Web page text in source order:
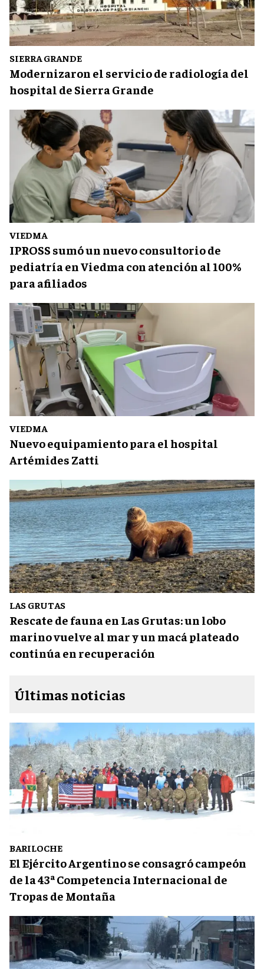
SIERRA GRANDE
Modernizaron el servicio de radiología del
hospital de Sierra Grande
VIEDMA
IPROSS sumó un nuevo consultorio de
pediatría en Viedma con atención al 100%
para afiliados
VIEDMA
Nuevo equipamiento para el hospital
Artémides Zatti
LAS GRUTAS
Rescate de fauna en Las Grutas: un lobo
marino vuelve al mar y un macá plateado
continúa en recuperación
Últimas noticias
BARILOCHE
El Ejército Argentino se consagró campeón
de la 43ª Competencia Internacional de
Tropas de Montaña